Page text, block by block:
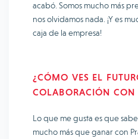
acabó. Somos mucho más
nos olvidamos nada. ¡Y es
caja de la empresa!
¿CÓMO VES EL
COLABORACIÓN CON
Lo que me gusta es que
mucho más que ganar con